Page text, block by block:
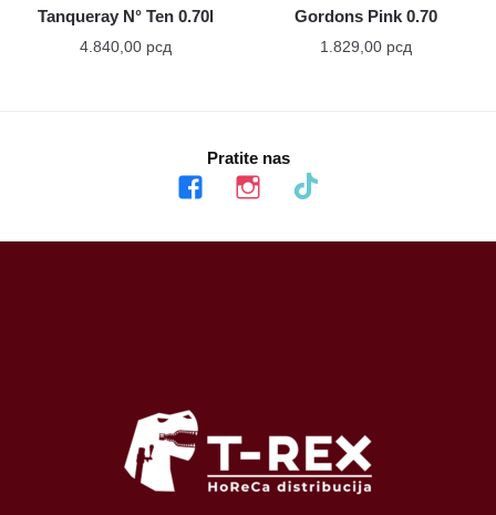
Tanqueray N° Ten 0.70l
4.840,00 рсд
Gordons Pink 0.70
1.829,00 рсд
Pratite nas
facebook instagram tiktok